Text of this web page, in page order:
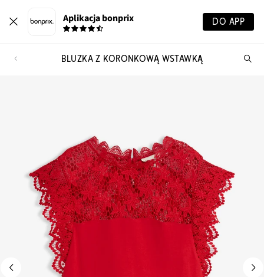
Aplikacja bonprix DO APP
BLUZKA Z KORONKOWĄ WSTAWKĄ